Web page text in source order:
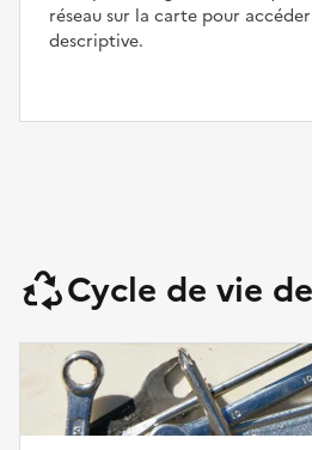
réseau sur la carte pour
descriptive.
Cycle de vie